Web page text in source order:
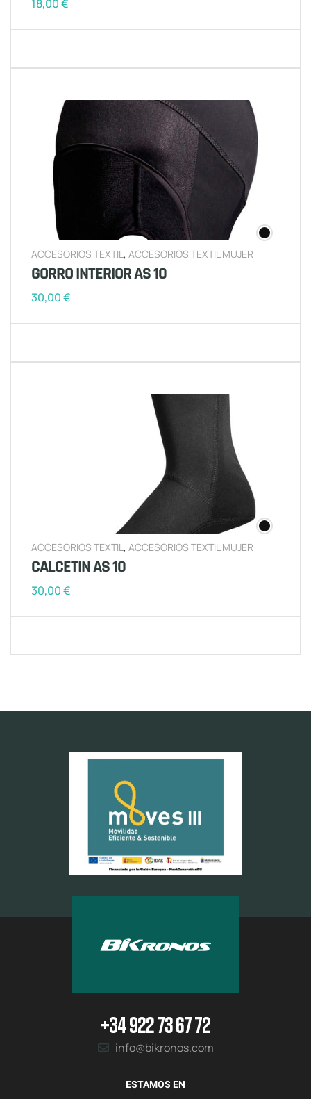
18,00€
ACCESORIOS TEXTIL , ACCESORIOS TEXTIL MUJER
GORRO INTERIOR AS 10
30,00€
ACCESORIOS TEXTIL, ACCESORIOS TEXTIL MUJER
CALCETIN AS 10
30,00€
+34 922 73 67 72
info@bikronos.com
ESTAMOS EN